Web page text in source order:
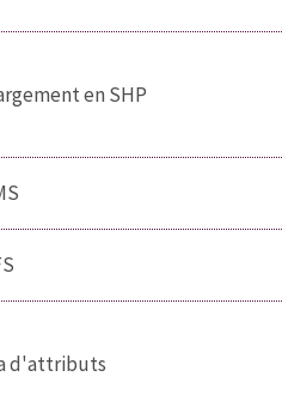
en SHP
d'attributs